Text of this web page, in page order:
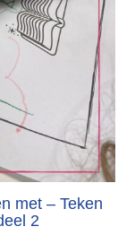
met – Teken
2